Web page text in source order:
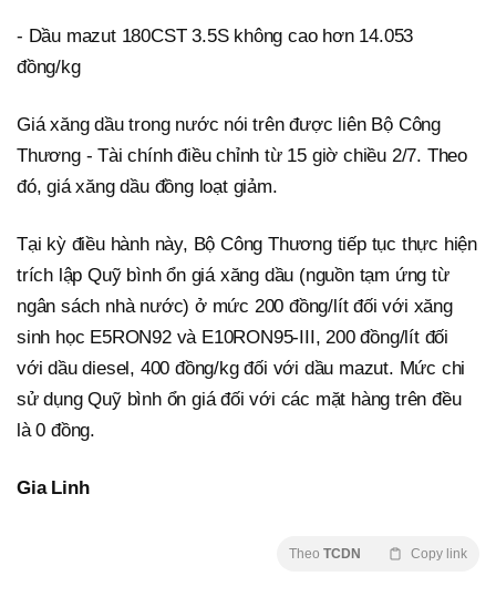
- Dầu mazut 180CST 3.5S không cao hơn 14.053
đồng/kg
Giá xăng dầu trong nước nói trên được liên Bộ Công
Thương - Tài chính điều chỉnh từ 15 giờ chiều 2/7. Theo
đó, giá xăng dầu đồng loạt giảm.
Tại kỳ điều hành này, Bộ Công Thương tiếp tục thực hiện
trích lập Quỹ bình ổn giá xăng dầu (nguồn tạm ứng từ
ngân sách nhà nước) ở mức 200 đồng/lít đối với xăng
sinh học E5RON92 và E10RON95-III, 200 đồng/lít đối
với dầu diesel, 400 đồng/kg đối với dầu mazut. Mức chi
sử dụng Quỹ bình ổn giá đối với các mặt hàng trên đều
là 0 đồng.
Gia Linh
Theo TCDN Copy link